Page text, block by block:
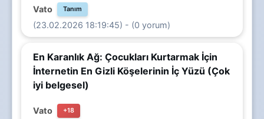
Vato Tanım
(23.02.2026 18:19:45) - (0 yorum)
En Karanlık Ağ: Çocukları Kurtarmak İçin
İnternetin En Gizli Köşelerinin İç Yüzü (Çok
iyi belgesel)
Vato +18